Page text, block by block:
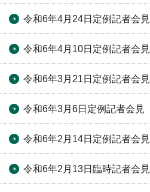
令和6年4月24日定例記者会見
令和6年4月10日定例記者会見
令和6年3月21日定例記者会見
令和6年3月6日定例記者会見
令和6年2月14日定例記者会見
令和6年2月13日臨時記者会見